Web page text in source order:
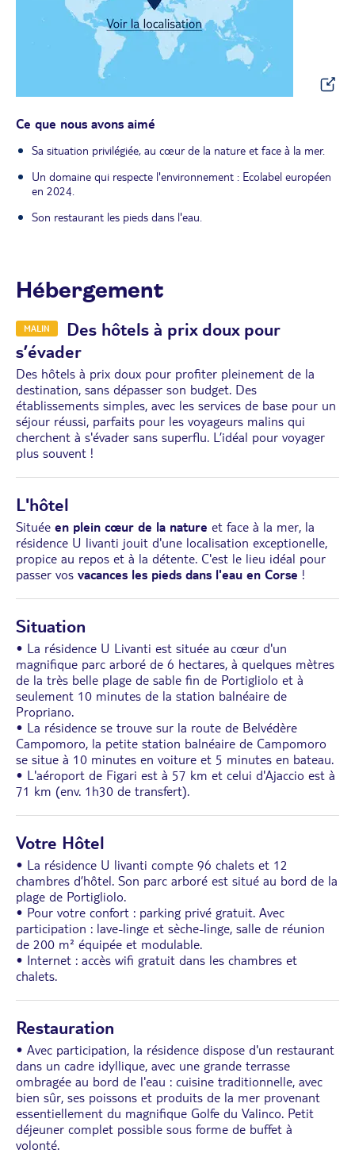
Ce que nous avons aimé
Sa situation privilégiée, au cœur de la nature et face à la mer.
Un domaine qui respecte l'environnement : Ecolabel européen
en 2024.
Son restaurant les pieds dans l'eau.
Hébergement
MALIN
Des hôtels à prix doux pour
s’évader
Des hôtels à prix doux pour profiter pleinement de la
destination, sans dépasser son budget. Des
établissements simples, avec les services de base pour un
séjour réussi, parfaits pour les voyageurs malins qui
cherchent à s'évader sans superflu. L’idéal pour voyager
plus souvent !
L'hôtel
Située en plein cœur de la nature et face à la mer, la
résidence U livanti jouit d'une localisation exceptionelle,
propice au repos et à la détente. C'est le lieu idéal pour
passer vos vacances les pieds dans l'eau en Corse !
Situation
• La résidence U Livanti est située au cœur d'un
magnifique parc arboré de 6 hectares, à quelques mètres
de la très belle plage de sable fin de Portigliolo et à
seulement 10 minutes de la station balnéaire de
Propriano.
• La résidence se trouve sur la route de Belvédère
Campomoro, la petite station balnéaire de Campomoro
se situe à 10 minutes en voiture et 5 minutes en bateau.
• L'aéroport de Figari est à 57 km et celui d'Ajaccio est à
71 km (env. 1h30 de transfert).
Votre Hôtel
• La résidence U livanti compte 96 chalets et 12
chambres d’hôtel. Son parc arboré est situé au bord de la
plage de Portigliolo.
• Pour votre confort : parking privé gratuit. Avec
participation : lave-linge et sèche-linge, salle de réunion
de 200 m² équipée et modulable.
• Internet : accès wifi gratuit dans les chambres et
chalets.
Restauration
• Avec participation, la résidence dispose d'un restaurant
dans un cadre idyllique, avec une grande terrasse
ombragée au bord de l'eau : cuisine traditionnelle, avec
bien sûr, ses poissons et produits de la mer provenant
essentiellement du magnifique Golfe du Valinco. Petit
déjeuner complet possible sous forme de buffet à
volonté.